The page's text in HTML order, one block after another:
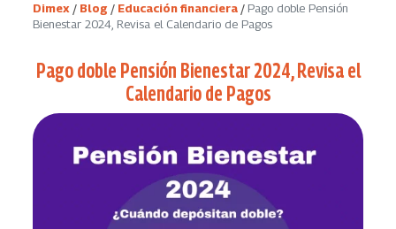
Dimex / Blog / Educación financiera / Pago doble Pensión
Bienestar 2024, Revisa el Calendario de Pagos
Pago doble Pensión Bienestar 2024, Revisa el
Calendario de Pagos